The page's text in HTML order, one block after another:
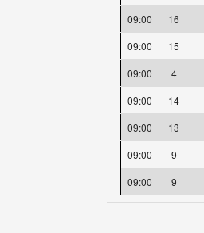
09:00
16
09:00
15
09:00
4
09:00
14
09:00
13
09:00
9
09:00
9